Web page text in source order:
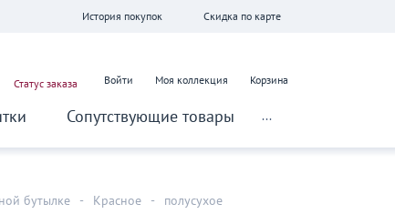
История покупок Скидка по карте
Статус заказа Войти Моя коллекция Корзина
Сопутствующие товары ...
бутылке - Красное - полусухое